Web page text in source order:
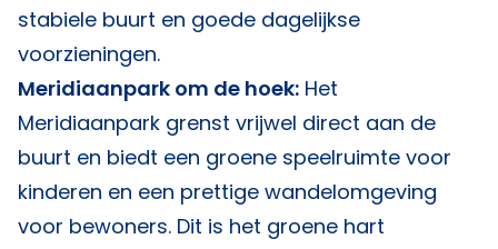
stabiele buurt en goede dagelijkse
voorzieningen.
Meridiaanpark om de hoek: Het
Meridiaanpark grenst vrijwel direct aan de
buurt en biedt een groene speelruimte voor
kinderen en een prettige wandelomgeving
voor bewoners. Dit is het groene hart